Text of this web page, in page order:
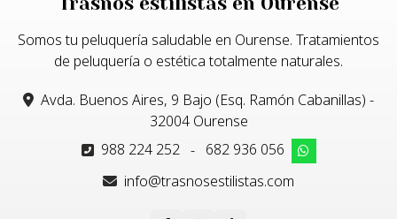
Somos tu peluquería saludable en Ourense. Tratamientos
de peluquería o estética totalmente naturales.
Avda. Buenos Aires, 9 Bajo (Esq. Ramón Cabanillas) -
32004 Ourense
988 224 252 -
682 936 056
info@trasnosestilistas.com